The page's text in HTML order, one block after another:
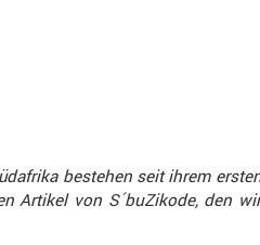
bestehen seit ihrem
Artikel von S´buZikode, den